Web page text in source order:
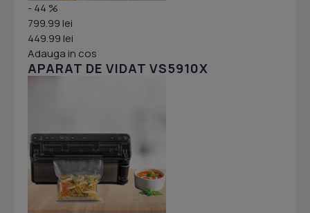
- 44 %
799.99 lei
449.99 lei
Adauga in cos
APARAT DE VIDAT VS5910X